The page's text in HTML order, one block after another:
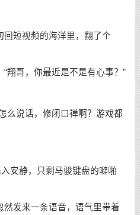
短视频的海洋里，翻了个
哥，你最近是不是有心事？”
说话，修闭口禅啊？游戏都
安静，只剩马骏键盘的噼啪
发来一条语音，语气里带着